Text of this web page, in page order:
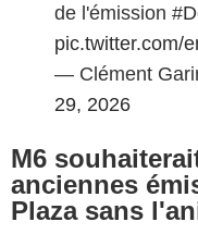
de l'émission
pic.twitter.com/
— Clément
29, 2026
M6
anciennes
Plaza sans